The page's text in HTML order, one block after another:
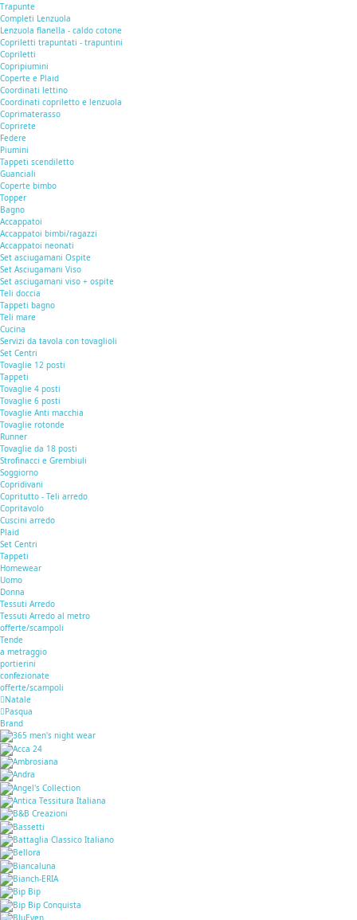
Trapunte
Completi Lenzuola
Lenzuola flanella - caldo cotone
Copriletti trapuntati - trapuntini
Copriletti
Copripiumini
Coperte e Plaid
Coordinati lettino
Coordinati copriletto e lenzuola
Coprimaterasso
Coprirete
Federe
Piumini
Tappeti scendiletto
Guanciali
Coperte bimbo
Topper
Bagno
Accappatoi
Accappatoi bimbi/ragazzi
Accappatoi neonati
Set asciugamani Ospite
Set Asciugamani Viso
Set asciugamani viso + ospite
Teli doccia
Tappeti bagno
Teli mare
Cucina
Servizi da tavola con tovaglioli
Set Centri
Tovaglie 12 posti
Tappeti
Tovaglie 4 posti
Tovaglie 6 posti
Tovaglie Anti macchia
Tovaglie rotonde
Runner
Tovaglie da 18 posti
Strofinacci e Grembiuli
Soggiorno
Copridivani
Copritutto - Teli arredo
Copritavolo
Cuscini arredo
Plaid
Set Centri
Tappeti
Homewear
Uomo
Donna
Tessuti Arredo
Tessuti Arredo al metro
offerte/scampoli
Tende
a metraggio
portierini
confezionate
offerte/scampoli
Natale
Pasqua
Brand